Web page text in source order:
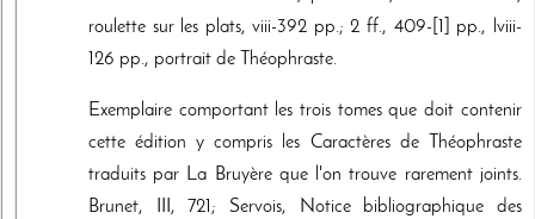
roulette sur les plats, viii-392 pp.; 2 ff., 409-[1] pp., lviii-
126 pp., portrait de Théophraste.
Exemplaire comportant les trois tomes que doit contenir
cette édition y compris les Caractères de Théophraste
traduits par La Bruyère que l'on trouve rarement joints.
Brunet, III, 721; Servois, Notice bibliographique des